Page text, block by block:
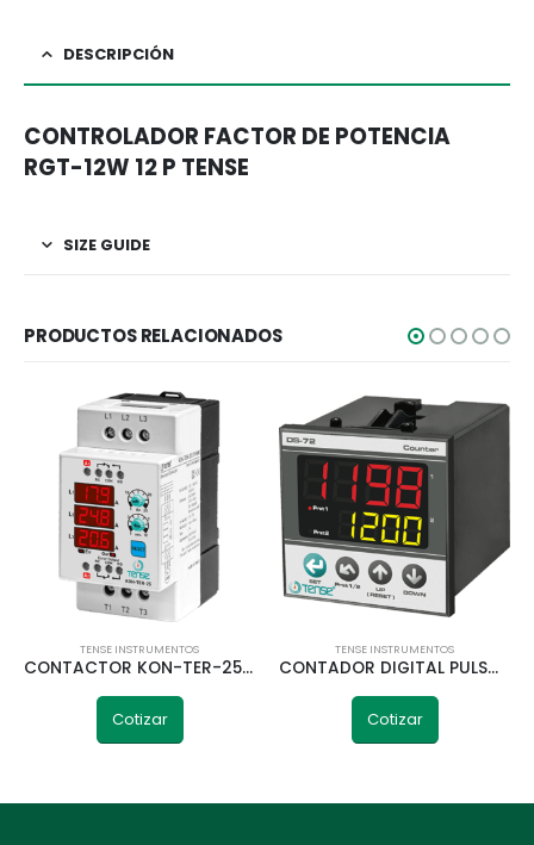
DESCRIPCIÓN
CONTROLADOR FACTOR DE POTENCIA
RGT-12W 12 P TENSE
SIZE GUIDE
PRODUCTOS RELACIONADOS
TENSE INSTRUMENTOS
CONTACTOR KON-TER-25 DIGITAL TÉRMICO 1A-25A 380V TENSE
Cotizar
TENSE INSTRUMENTOS
CONTADOR DIGITAL PULSO DS-72
Cotizar